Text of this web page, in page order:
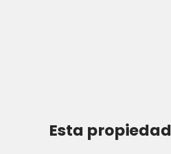
Esta propiedad